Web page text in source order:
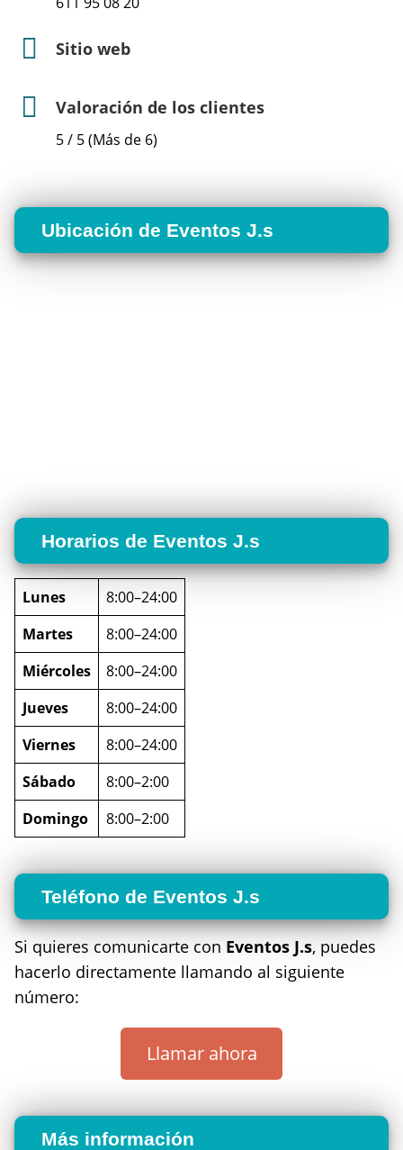
Sitio web
Valoración de los clientes
5 / 5 (Más de 6)
Ubicación de Eventos J.s
Horarios de Eventos J.s
Lunes
8:00–24:00
Martes
8:00–24:00
Miércoles
8:00–24:00
Jueves
8:00–24:00
Viernes
8:00–24:00
Sábado
8:00–2:00
Domingo
8:00–2:00
Teléfono de Eventos J.s
Si quieres comunicarte con Eventos J.s, puedes
hacerlo directamente llamando al siguiente
número:
Llamar ahora
Más información